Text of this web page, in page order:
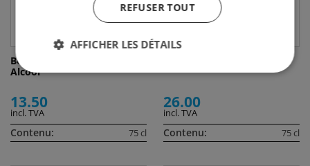
Bolero Vin Rouge sans
Alcool
13.50
incl. TVA
Contenu: 75 cl
26.00
incl. TVA
Contenu: 75 cl
REFUSER TOUT
AFFICHER LES DÉTAILS